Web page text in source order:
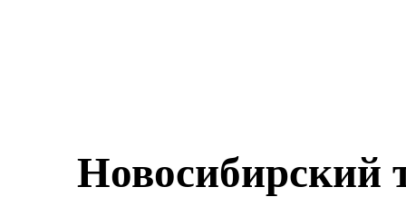
Новосибирский